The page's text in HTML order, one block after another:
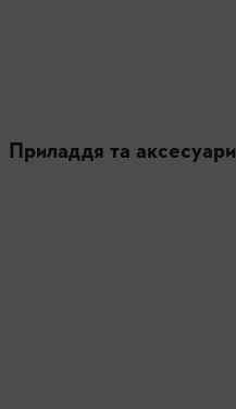
Приладдя та аксесуари